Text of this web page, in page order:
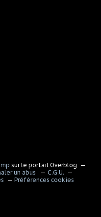
sur le portail Overblog
un abus
C.G.U.
Préférences cookies